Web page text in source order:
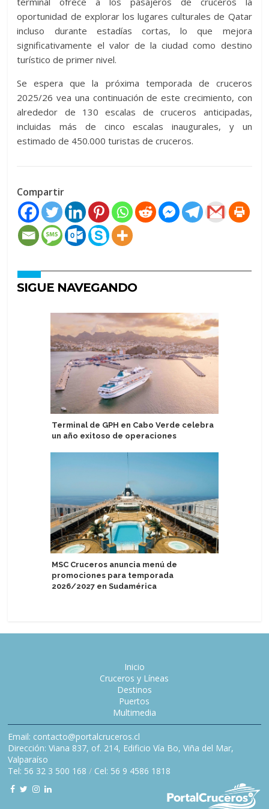
oportunidad de explorar los lugares culturales de Qatar
incluso durante estadías cortas, lo que mejora
significativamente el valor de la ciudad como destino
turístico de primer nivel.
Se espera que la próxima temporada de cruceros
2025/26 vea una continuación de este crecimiento, con
alrededor de 130 escalas de cruceros anticipadas,
incluidas más de cinco escalas inaugurales, y un
estimado de 450.000 turistas de cruceros.
Compartir
SIGUE NAVEGANDO
Terminal de GPH en Cabo Verde celebra
un año exitoso de operaciones
MSC Cruceros anuncia menú de
promociones para temporada
2026/2027 en Sudamérica
Inicio
Cruceros y Líneas
Destinos
Puertos
Multimedia
Email: contacto@portalcruceros.cl
Dirección: Viana 837, of. 214, Edificio Vía Bo, Viña del Mar,
Valparaíso
Tel: 56 32 3 500 168 / Cel: 56 9 4586 1818